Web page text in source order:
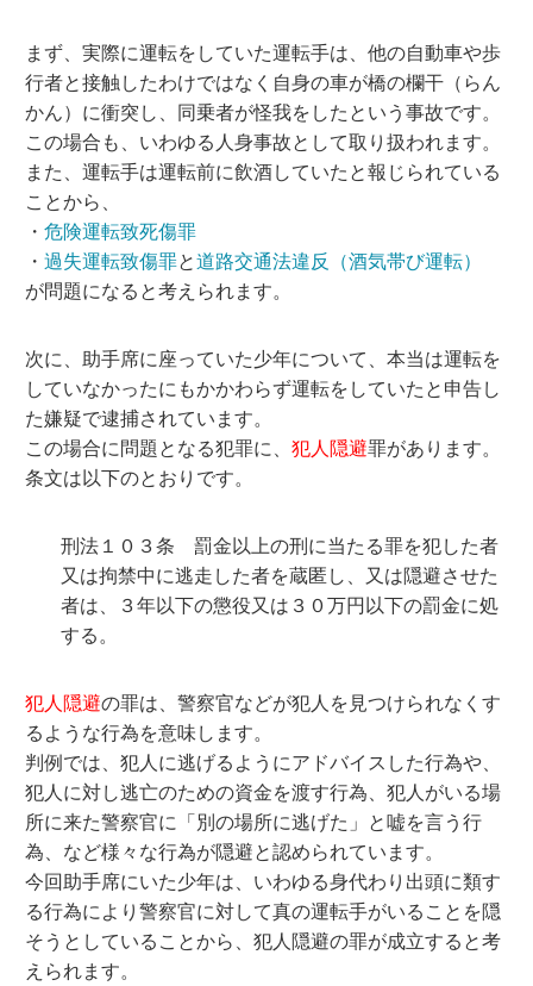
まず、実際に運転をしていた運転手は、他の自動車や歩
行者と接触したわけではなく自身の車が橋の欄干（らん
かん）に衝突し、同乗者が怪我をしたという事故です。
この場合も、いわゆる人身事故として取り扱われます。
また、運転手は運転前に飲酒していたと報じられている
ことから、
・危険運転致死傷罪
・過失運転致傷罪と道路交通法違反（酒気帯び運転）
が問題になると考えられます。
次に、助手席に座っていた少年について、本当は運転を
していなかったにもかかわらず運転をしていたと申告し
た嫌疑で逮捕されています。
この場合に問題となる犯罪に、犯人隠避罪があります。
条文は以下のとおりです。
刑法１０３条 罰金以上の刑に当たる罪を犯した者
又は拘禁中に逃走した者を蔵匿し、又は隠避させた
者は、３年以下の懲役又は３０万円以下の罰金に処
する。
犯人隠避の罪は、警察官などが犯人を見つけられなくす
るような行為を意味します。
判例では、犯人に逃げるようにアドバイスした行為や、
犯人に対し逃亡のための資金を渡す行為、犯人がいる場
所に来た警察官に「別の場所に逃げた」と嘘を言う行
為、など様々な行為が隠避と認められています。
今回助手席にいた少年は、いわゆる身代わり出頭に類す
る行為により警察官に対して真の運転手がいることを隠
そうとしていることから、犯人隠避の罪が成立すると考
えられます。